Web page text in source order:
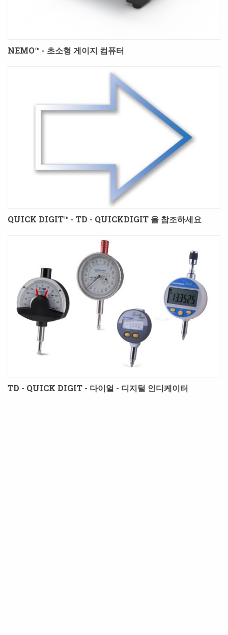
NEMO™ - 초소형 게이지 컴퓨터
QUICK DIGIT™ - TD - QUICKDIGIT 을 참조하세요
TD - QUICK DIGIT - 다이얼 - 디지털 인디케이터